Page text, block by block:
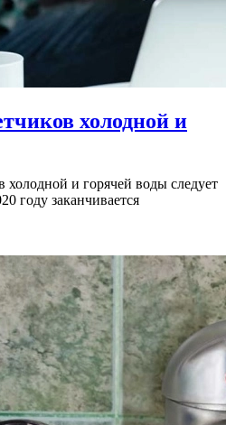
холодной и
холодной и горячей воды следует
году заканчивается